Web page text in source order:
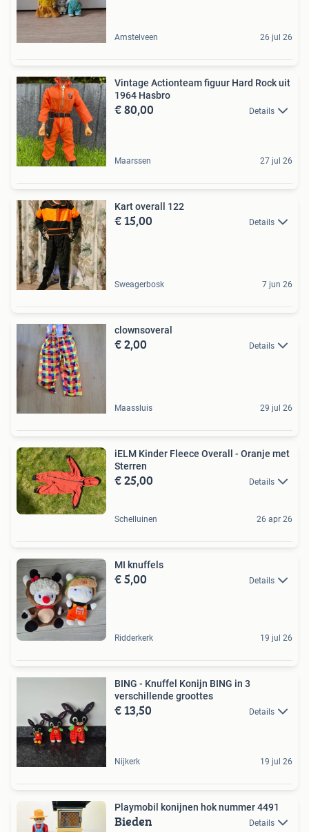
Amstelveen 26 jul 26
Vintage Actionteam figuur Hard Rock uit
1964 Hasbro
€ 80,00 Details
Maarssen 27 jul 26
Kart overall 122
€ 15,00 Details
Sweagerbosk 7 jun 26
clownsoveral
€ 2,00 Details
Maassluis 29 jul 26
iELM Kinder Fleece Overall - Oranje met
Sterren
€ 25,00 Details
Schelluinen 26 apr 26
MI knuffels
€ 5,00 Details
Ridderkerk 19 jul 26
BING - Knuffel Konijn BING in 3
verschillende groottes
€ 13,50 Details
Nijkerk 19 jul 26
Playmobil konijnen hok nummer 4491
Bieden Details